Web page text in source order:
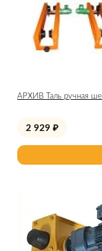
АРХИВ Таль ручная
2 929 ₽